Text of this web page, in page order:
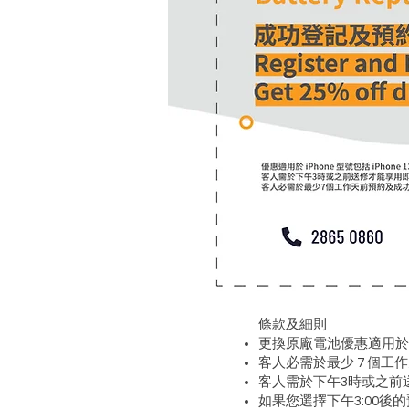
條款及細則
更換原廠電池優惠適用
客人必需於最少 7 個工
客人需於下午3時或之前
如果您選擇下午3:00後